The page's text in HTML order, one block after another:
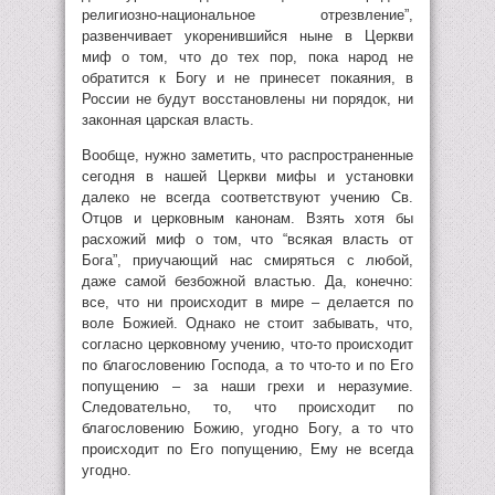
религиозно-национальное отрезвление”,
развенчивает укоренившийся ныне в Церкви
миф о том, что до тех пор, пока народ не
обратится к Богу и не принесет покаяния, в
России не будут восстановлены ни порядок, ни
законная царская власть.
Вообще, нужно заметить, что распространенные
сегодня в нашей Церкви мифы и установки
далеко не всегда соответствуют учению Св.
Отцов и церковным канонам. Взять хотя бы
расхожий миф о том, что “всякая власть от
Бога”, приучающий нас смиряться с любой,
даже самой безбожной властью. Да, конечно:
все, что ни происходит в мире – делается по
воле Божией. Однако не стоит забывать, что,
согласно церковному учению, что-то происходит
по благословению Господа, а то что-то и по Его
попущению – за наши грехи и неразумие.
Следовательно, то, что происходит по
благословению Божию, угодно Богу, а то что
происходит по Его попущению, Ему не всегда
угодно.